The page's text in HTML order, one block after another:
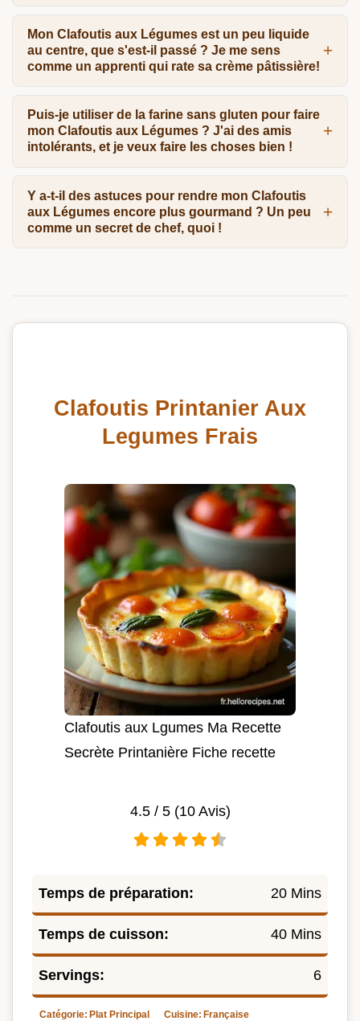
Mon Clafoutis aux Légumes est un peu liquide
au centre, que s'est-il passé ? Je me sens
comme un apprenti qui rate sa crème pâtissière!
Puis-je utiliser de la farine sans gluten pour faire
mon Clafoutis aux Légumes ? J'ai des amis
intolérants, et je veux faire les choses bien !
Y a-t-il des astuces pour rendre mon Clafoutis
aux Légumes encore plus gourmand ? Un peu
comme un secret de chef, quoi !
Clafoutis Printanier Aux
Legumes Frais
Clafoutis aux Lgumes Ma Recette
Secrète Printanière Fiche recette
4.5/ 5 (10Avis)
Temps de préparation: 20 Mins
Temps de cuisson: 40 Mins
Servings: 6
Catégorie: Plat Principal Cuisine: Française